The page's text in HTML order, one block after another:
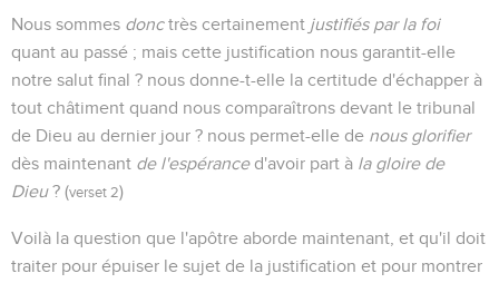
Nous sommes donctrès certainement justifiés par la foi
quant au passé ; mais cette justification nous garantit-elle
notre salut final ? nous donne-t-elle la certitude d'échapper à
tout châtiment quand nous comparaîtrons devant le tribunal
de Dieu au dernier jour ? nous permet-elle de nous glorifier
dès maintenant de l'espéranced'avoir part à la gloire de
Dieu? (verset 2)
Voilà la question que l'apôtre aborde maintenant, et qu'il doit
traiter pour épuiser le sujet de la justification et pour montrer